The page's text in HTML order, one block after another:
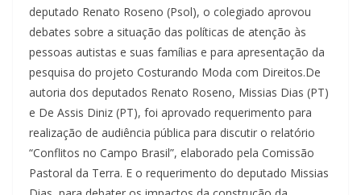
deputado Renato Roseno (Psol), o colegiado aprovou
debates sobre a situação das políticas de atenção às
pessoas autistas e suas famílias e para apresentação da
pesquisa do projeto Costurando Moda com Direitos.De
autoria dos deputados Renato Roseno, Missias Dias (PT)
e De Assis Diniz (PT), foi aprovado requerimento para
realização de audiência pública para discutir o relatório
“Conflitos no Campo Brasil”, elaborado pela Comissão
Pastoral da Terra. E o requerimento do deputado Missias